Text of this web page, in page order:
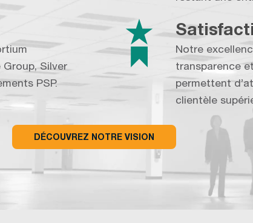
Silver
PSP.
Notre
transparence
permettent
clientèle
DÉCOUVREZ NOTRE VISION